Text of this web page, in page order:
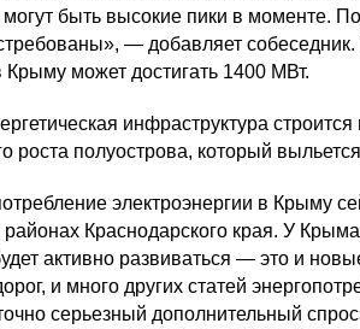
могут быть высокие пики в моменте.
— добавляет
Крыму может достигать 1400 МВт.
инфраструктура
роста полуострова, который
электроэнергии в Крыму
Краснодарского края. У
активно развиваться — это и
и много других статей
серьезный дополнительный